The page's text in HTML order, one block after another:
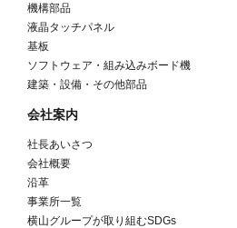
機構部品
液晶タッチパネル
基板
ソフトウェア・組み込みボード機
建築・設備・その他部品
会社案内
社長あいさつ
会社概要
沿革
事業所一覧
横山グループが取り組むSDGs